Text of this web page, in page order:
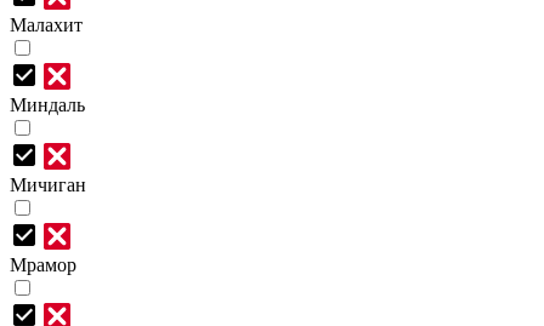
Малахит
Миндаль
Мичиган
Мрамор